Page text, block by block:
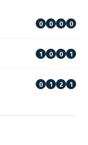
0 0 0 0
1 0 0 1
0 1 2 1